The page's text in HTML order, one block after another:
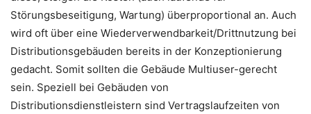
Störungsbeseitigung, Wartung) überproportional an. Auch
wird oft über eine Wiederverwendbarkeit/Drittnutzung bei
Distributionsgebäuden bereits in der Konzeptionierung
gedacht. Somit sollten die Gebäude Multiuser-gerecht
sein. Speziell bei Gebäuden von
Distributionsdienstleistern sind Vertragslaufzeiten von